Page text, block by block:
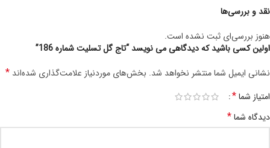
نقد و بررسی‌ها
هنوز بررسی‌ای ثبت نشده است.
اولین کسی باشید که دیدگاهی می نویسد “تاج گل تسلیت شماره 186”
نشانی ایمیل شما منتشر نخواهد شد. بخش‌های موردنیاز علامت‌گذاری شده‌اند *
امتیاز شما*
دیدگاه شما*